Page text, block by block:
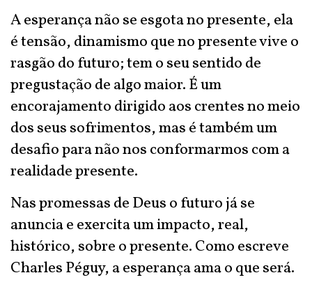
A esperança não se esgota no presente, ela
é tensão, dinamismo que no presente vive o
rasgão do futuro; tem o seu sentido de
pregustação de algo maior. É um
encorajamento dirigido aos crentes no meio
dos seus sofrimentos, mas é também um
desafio para não nos conformarmos com a
realidade presente.
Nas promessas de Deus o futuro já se
anuncia e exercita um impacto, real,
histórico, sobre o presente. Como escreve
Charles Péguy, a esperança ama o que será.